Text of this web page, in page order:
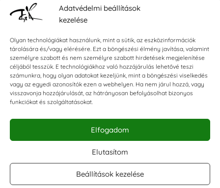
Adatvédelmi beállítások
kezelése
Olyan technológiákat használunk, mint a sütik, az eszközinformációk
tárolására és/vagy elérésére. Ezt a böngészési élmény javítása, valamint
személyre szabott és nem személyre szabott hirdetések megjelenítése
céljából tesszük. E technológiákhoz való hozzájárulás lehetővé teszi
számunkra, hogy olyan adatokat kezeljünk, mint a böngészési viselkedés
vagy az egyedi azonosítók ezen a webhelyen. Ha nem járul hozzá, vagy
visszavonja hozzájárulását, az hátrányosan befolyásolhat bizonyos
funkciókat és szolgáltatásokat.
Elfogadom
Elutasítom
Beállítások kezelése
Általános szerződési feltételek
Impresszum
KAPCSOLAT
E-mail:shop@torokszilvi.com
Telefon: +36 30 6767872
KÖZÖSSÉGI
Facebook csoport